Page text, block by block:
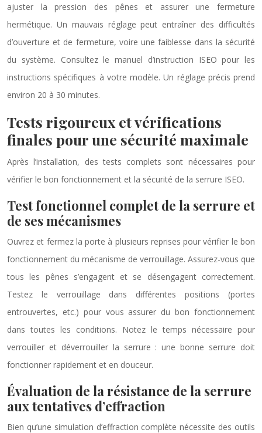
ajuster la pression des pênes et assurer une fermeture
hermétique. Un mauvais réglage peut entraîner des difficultés
d’ouverture et de fermeture, voire une faiblesse dans la sécurité
du système. Consultez le manuel d’instruction ISEO pour les
instructions spécifiques à votre modèle. Un réglage précis prend
environ 20 à 30 minutes.
Tests rigoureux et vérifications
finales pour une sécurité maximale
Après l’installation, des tests complets sont nécessaires pour
vérifier le bon fonctionnement et la sécurité de la serrure ISEO.
Test fonctionnel complet de la serrure et
de ses mécanismes
Ouvrez et fermez la porte à plusieurs reprises pour vérifier le bon
fonctionnement du mécanisme de verrouillage. Assurez-vous que
tous les pênes s’engagent et se désengagent correctement.
Testez le verrouillage dans différentes positions (portes
entrouvertes, etc.) pour vous assurer du bon fonctionnement
dans toutes les conditions. Notez le temps nécessaire pour
verrouiller et déverrouiller la serrure : une bonne serrure doit
fonctionner rapidement et en douceur.
Évaluation de la résistance de la serrure
aux tentatives d’effraction
Bien qu’une simulation d’effraction complète nécessite des outils